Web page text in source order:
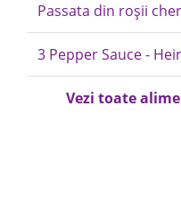
Passata din roșii
3 Pepper Sauce -
Vezi toate